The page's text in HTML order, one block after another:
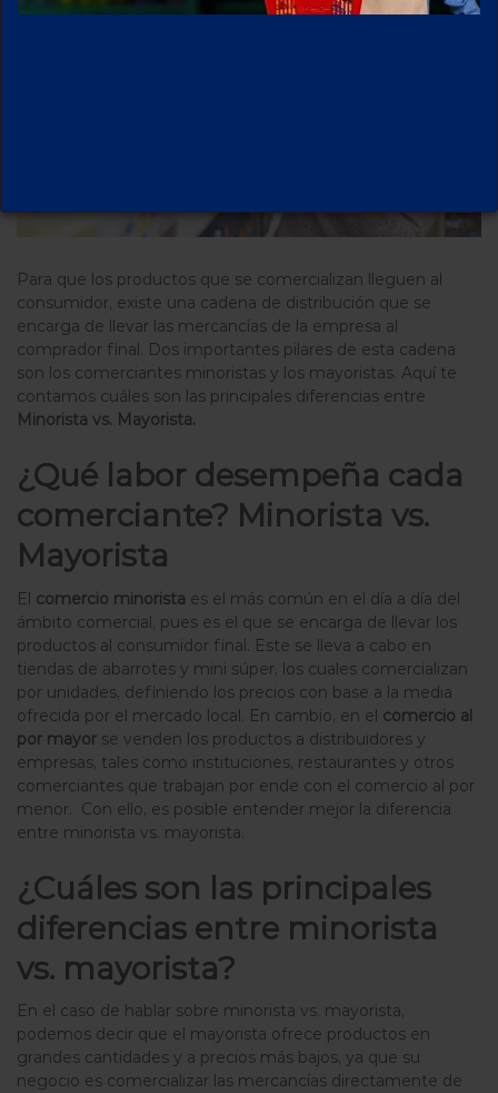
Para que los productos que se comercializan lleguen al
consumidor, existe una cadena de distribución que se
encarga de llevar las mercancías de la empresa al
comprador final. Dos importantes pilares de esta cadena
son los comerciantes minoristas y los mayoristas. Aquí te
contamos cuáles son las principales diferencias entre
Minorista vs. Mayorista.
¿Qué labor desempeña cada
comerciante? Minorista vs.
Mayorista
El comercio minorista es el más común en el día a día del
ámbito comercial, pues es el que se encarga de llevar los
productos al consumidor final. Este se lleva a cabo en
tiendas de abarrotes y mini súper, los cuales comercializan
por unidades, definiendo los precios con base a la media
ofrecida por el mercado local. En cambio, en el comercio al
por mayor se venden los productos a distribuidores y
empresas, tales como instituciones, restaurantes y otros
comerciantes que trabajan por ende con el comercio al por
menor.
Con ello, es posible entender mejor la diferencia
entre minorista vs. mayorista.
¿Cuáles son las principales
diferencias entre minorista
vs. mayorista?
En el caso de hablar sobre minorista vs. mayorista,
podemos decir que el mayorista ofrece productos en
grandes cantidades y a precios más bajos, ya que su
negocio es comercializar las mercancías directamente de